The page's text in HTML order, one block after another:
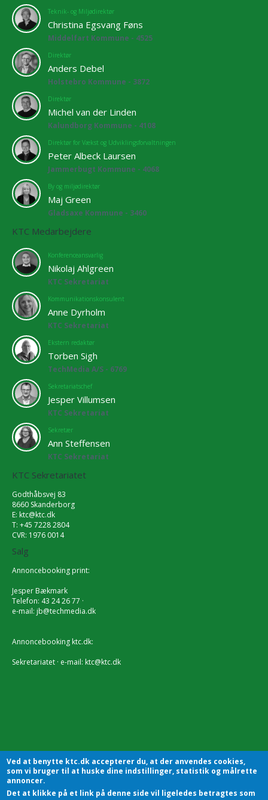
Teknik- og Miljødirektør
Christina Egsvang Føns
Middelfart Kommune - 4525
Direktør
Anders Debel
Holstebro Kommune - 3872
Direktør
Michel van der Linden
Kalundborg Kommune - 4108
Direktør for Vækst og Udviklingsforvaltningen
Peter Albeck Laursen
Jammerbugt Kommune - 4068
By og miljødirektør
Maj Green
Gladsaxe Kommune - 3460
KTC Medarbejdere
Konferenceansvarlig
Nikolaj Ahlgreen
KTC Sekretariat
Kommunikationskonsulent
Anne Dyrholm
KTC Sekretariat
Ekstern redaktør
Torben Sigh
TechMedia A/S - 6769
Sekretariatschef
Jesper Villumsen
KTC Sekretariat
Sekretær
Ann Steffensen
KTC Sekretariat
KTC Sekretariatet
Godthåbsvej 83
8660 Skanderborg
E: ktc@ktc.dk
T: +45 7228 2804
CVR: 1976 0014
Salg
Annoncebooking print:
Jesper Bækmark
Telefon: 43 24 26 77 ·
e-mail: jb@techmedia.dk
Annoncebooking ktc.dk:
Sekretariatet · e-mail: ktc@ktc.dk
Ved at benytte ktc.dk accepterer du, at der anvendes cookies,
som vi bruger til at huske dine indstillinger, statistik og målrette
annoncer.
Det at klikke på et link på denne side vil ligeledes betragtes som